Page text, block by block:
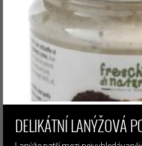
DELIKÁTNÍ LANÝŽOVÁ